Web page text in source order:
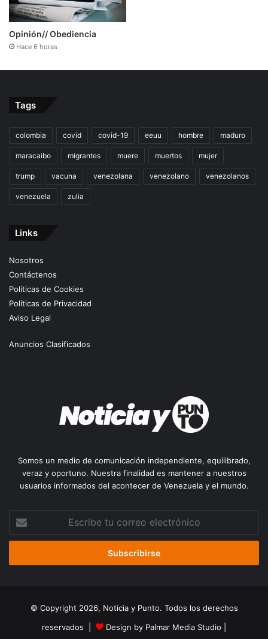
Opinión// Obediencia
Hace 6 horas
Tags
colombia covid covid-19 eeuu hombre maduro
maracaibo migrantes muere muertos mujer
trump vacuna venezolana venezolano venezolanos
venezuela zulia
Links
Nosotros
Contáctenos
Políticas de Cookies
Políticas de Privacidad
Aviso Legal
Anuncios Clasificados
Somos un medio de comunicación independiente, equilibrado,
veraz y oportuno. Nuestra finalidad es mantener a nuestros
usuarios informados del acontecer de Venezuela y el mundo.
correo
© Copyright 2026, Noticia y Punto. Todos los derechos
reservados |
Design by Palmar Media Studio